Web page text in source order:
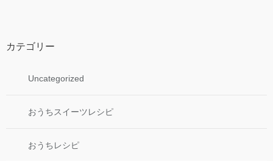
カテゴリー
Uncategorized
おうちスイーツレシピ
おうちレシピ